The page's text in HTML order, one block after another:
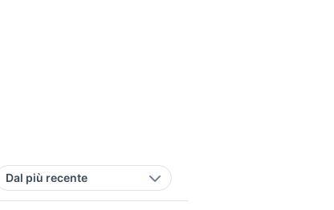
Dal più recente